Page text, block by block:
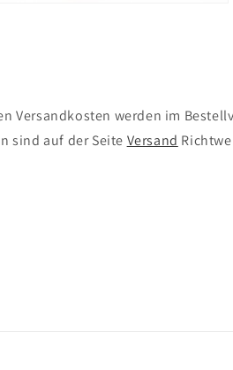
Versandkosten werden im
sind auf der Seite Versand